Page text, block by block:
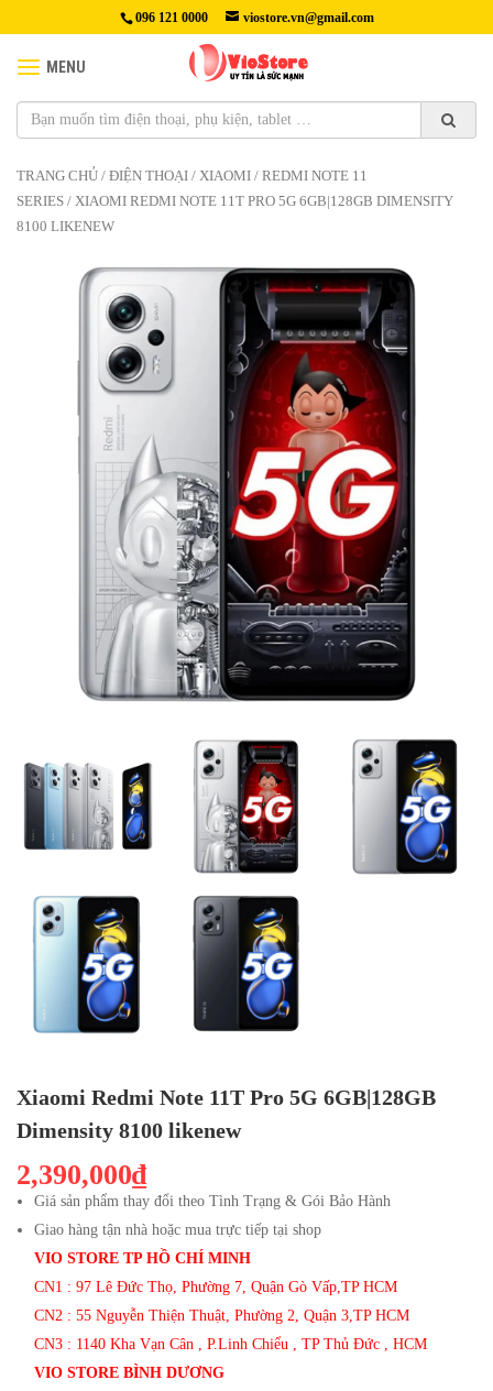
096 121 0000 viostore.vn@gmail.com
MENU
TRANG CHỦ / ĐIỆN THOẠI / XIAOMI / REDMI NOTE 11
SERIES / XIAOMI REDMI NOTE 11T PRO 5G 6GB|128GB DIMENSITY
8100 LIKENEW
Xiaomi Redmi Note 11T Pro 5G 6GB|128GB
Dimensity 8100 likenew
2,390,000₫
Giá sản phẩm thay đổi theo Tình Trạng & Gói Bảo Hành
Giao hàng tận nhà hoặc mua trực tiếp tại shop
VIO STORE TP HỒ CHÍ MINH
CN1 : 97 Lê Đức Thọ, Phường 7, Quận Gò Vấp,TP HCM
CN2 : 55 Nguyễn Thiện Thuật, Phường 2, Quận 3,TP HCM
CN3 : 1140 Kha Vạn Cân , P.Linh Chiểu , TP Thủ Đức , HCM
VIO STORE BÌNH DƯƠNG